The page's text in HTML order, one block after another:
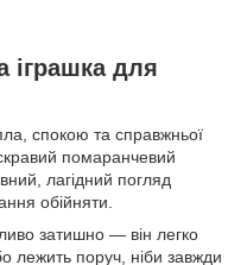
іграшка для
спокою та справжньої
помаранчевий
лагідний погляд
обійняти.
затишно — він легко
лежить поруч, ніби завжди